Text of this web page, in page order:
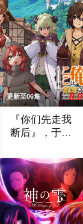
更新至06集 8.0
『你们先走我
断后』，于是
了传说